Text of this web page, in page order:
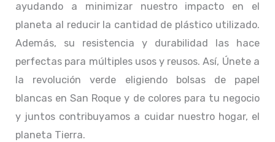
ayudando a minimizar nuestro impacto en el
planeta al reducir la cantidad de plástico utilizado.
Además, su resistencia y durabilidad las hace
perfectas para múltiples usos y reusos. Así, Únete a
la revolución verde eligiendo bolsas de papel
blancas en San Roque y de colores para tu negocio
y juntos contribuyamos a cuidar nuestro hogar, el
planeta Tierra.